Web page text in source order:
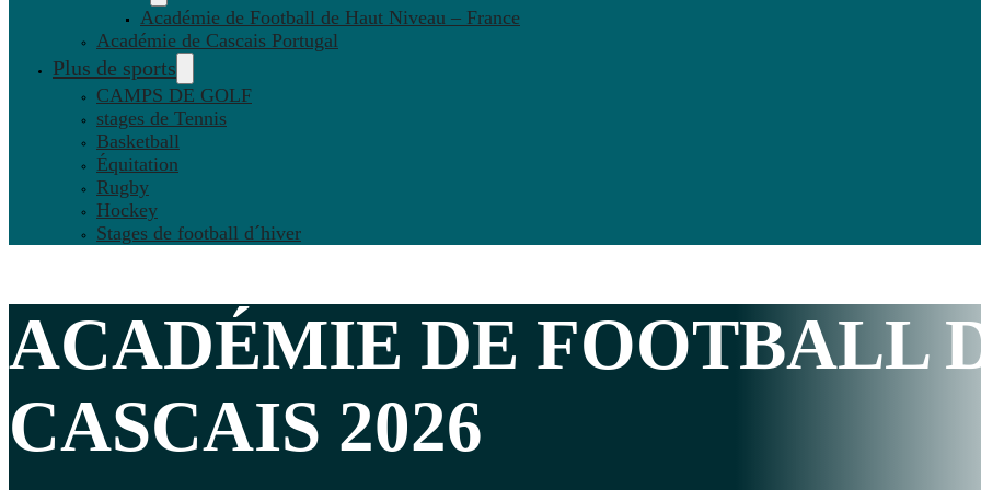
Académie de Football de Haut Niveau – France
Académie de Cascais Portugal
Plus de sports
CAMPS DE GOLF
stages de Tennis
Basketball
Équitation
Rugby
Hockey
Stages de football d´hiver
ACADÉMIE DE FOOTBALL
CASCAIS 2026